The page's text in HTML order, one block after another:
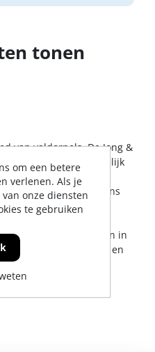
tonen
van valdorpels. De Jong &
een zo breed mogelijk
er toch een artikel
altijd contact met ons
en/of bestelling
ons bereiken via
273327. Wij leveren in
professionele service en
om een betere
verlenen. Als je
onze diensten
te gebruiken